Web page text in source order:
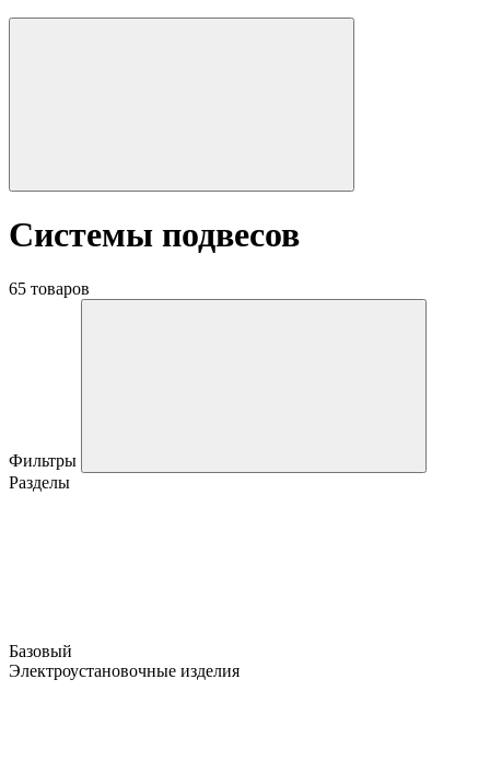
Системы подвесов
65 товаров
Фильтры
Разделы
Базовый
Электроустановочные изделия